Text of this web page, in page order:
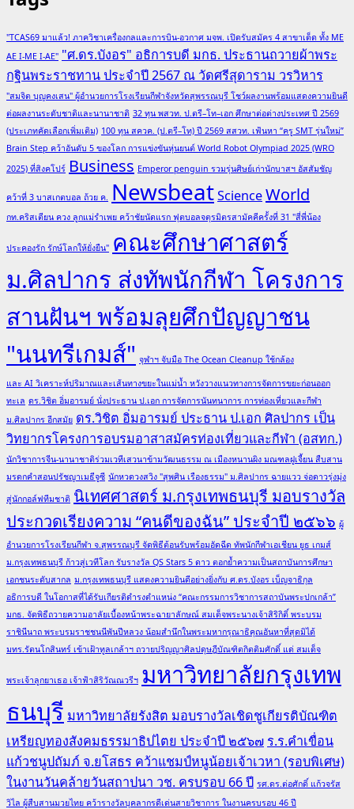
"TCAS69 มาแล้ว! ภาควิชาเครื่องกลและการบิน-อวกาศ มจพ. เปิดรับสมัคร 4 สาขาเด็ด ทั้ง ME
AE I-ME I-AE" "ศ.ดร.บังอร" อธิการบดี มกธ. ประธานถวายผ้าพระ
กฐินพระราชทาน ประจำปี 2567 ณ วัดศรีสุดาราม วรวิหาร
"สมจิต บุญคงเสน" ผู้อำนวยการโรงเรียนกีฬาจังหวัดสุพรรณบุรี โชว์ผลงานพร้อมแสดงความยินดี
ต่อผลงานระดับชาติและนานาชาติ 32 ทุน พสวท. ป.ตรี–โท–เอก ศึกษาต่อต่างประเทศ ปี 2569
(ประเภทคัดเลือกเพิ่มเติม) 100 ทุน สควค. (ป.ตรี–โท) ปี 2569 สสวท. เฟ้นหา “ครู SMT รุ่นใหม่”
Brain Step คว้าอันดับ 5 ของโลก การแข่งขันหุ่นยนต์ World Robot Olympiad 2025 (WRO
2025) ที่สิงคโปร์ Business Emperor penguin รวมรุ่นศิษย์เก่านักบาสฯ อัสสัมชัญ
คว้าที่ 3 บาสเกตบอล ถ้วย ค. NewsbeatScienceWorld
กท.คริสเตียน ควง ลูกแม่รำเพย คว้าชัยนัดแรก ฟุตบอลจตุรมิตรสามัคคีครั้งที่ 31 "สี่พี่น้อง
ประคองรัก รักษ์โลกให้ยั่งยืน" คณะศึกษาศาสตร์
ม.ศิลปากร ส่งทัพนักกีฬา โครงการ
สานฝันฯ พร้อมลุยศึกปัญญาชน
"นนทรีเกมส์" จุฬาฯ จับมือ The Ocean Cleanup ใช้กล้อง
และ AI วิเคราะห์ปริมาณและเส้นทางขยะในแม่น้ำ หวังวางแนวทางการจัดการขยะก่อนออก
ทะเล ดร.วิชิต อิ่มอารมย์ นั่งประธาน ป.เอก การจัดการนันทนาการ การท่องเที่ยวและกีฬา
ม.ศิลปากร อีกสมัย ดร.วิชิต อิ่มอารมย์ ประธาน ป.เอก ศิลปากร เป็น
วิทยากรโครงการอบรมอาสาสมัครท่องเที่ยวและกีฬา (อสทก.)
นักวิชาการจีน-นานาชาติร่วมเวทีเสวนาข้ามวัฒนธรรม ณ เมืองหนานผิง มณฑลฝูเจี้ยน สืบสาน
มรดกคำสอนปรัชญาเมธีจูซี นักหวดวงสวิง "สุพศิน เรืองธรรม" ม.ศิลปากร ฉายแวว จ่อดาวรุ่งมุ่ง
สู่นักกอล์ฟทีมชาติ นิเทศศาสตร์ ม.กรุงเทพธนบุรี มอบรางวัล
ประกวดเรียงความ “คนดีของฉัน” ประจำปี ๒๕๖๖ ผู้
อำนวยการโรงเรียนกีฬา จ.สุพรรณบุรี จัดพิธีต้อนรับพร้อมอัดฉีด ทัพนักกีฬาเอเชียน ยูธ เกมส์
ม.กรุงเทพธนบุรี ก้าวสู่เวทีโลก รับรางวัล QS Stars 5 ดาว ตอกย้ำความเป็นสถาบันการศึกษา
เอกชนระดับสากล ม.กรุงเทพธนบุรี แสดงความยินดีอย่างยิ่งกับ ศ.ดร.บังอร เบ็ญจาธิกุล
อธิการบดี ในโอกาสที่ได้รับเกียรติดำรงตำแหน่ง “คณะกรรมการวิชาการสถาบันพระปกเกล้า”
มกธ. จัดพิธีถวายความอาลัยเบื้องหน้าพระฉายาลักษณ์ สมเด็จพระนางเจ้าสิริกิติ์ พระบรม
ราชินีนาถ พระบรมราชชนนีพันปีหลวง น้อมสำนึกในพระมหากรุณาธิคุณอันหาที่สุดมิได้
มทร.รัตนโกสินทร์ เข้าเฝ้าทูลเกล้าฯ ถวายปริญญาศิลปดุษฎีบัณฑิตกิตติมศักดิ์ แด่ สมเด็จ
พระเจ้าลูกยาเธอ เจ้าฟ้าสิริวัณณวรีฯ มหาวิทยาลัยกรุงเทพ
ธนบุรี มหาวิทยาลัยรังสิต มอบรางวัลเชิดชูเกียรติบัณฑิต
เหรียญทองสังคมธรรมาธิปไตย ประจำปี ๒๕๖๗ ร.ร.คำเขื่อน
แก้วชนูปถัมภ์ จ.ยโสธร คว้าแชมป์หนูน้อยเจ้าเวหา (รอบพิเศษ)
ในงานวันคล้ายวันสถาปนา วช. ครบรอบ 66 ปี รศ.ดร.ต่อศักดิ์ แก้วจรัส
วิไล ผู้สืบสานมวยไทย คว้ารางวัลบุคลากรดีเด่นสายวิชาการ ในงานครบรอบ 46 ปี